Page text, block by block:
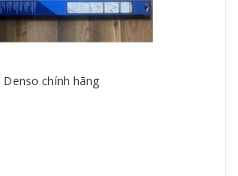
chính hãng